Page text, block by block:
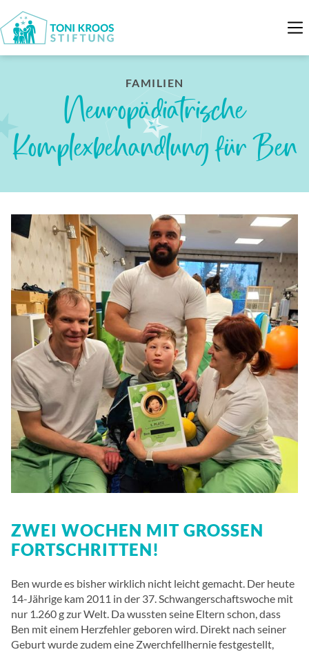
FAMILIEN
Neuropädiatrische
Komplexbehandlung für Ben
ZWEI WOCHEN MIT GROSSEN F
ORTSCHRITTEN!
Ben wurde es bisher wirklich nicht leicht gemacht. Der heute
14-Jährige kam 2011 in der 37. Schwangerschaftswoche mit
nur 1.260 g zur Welt. Da wussten seine Eltern schon, dass
Ben mit einem Herzfehler geboren wird. Direkt nach seiner
Geburt wurde zudem eine Zwerchfellhernie festgestellt,